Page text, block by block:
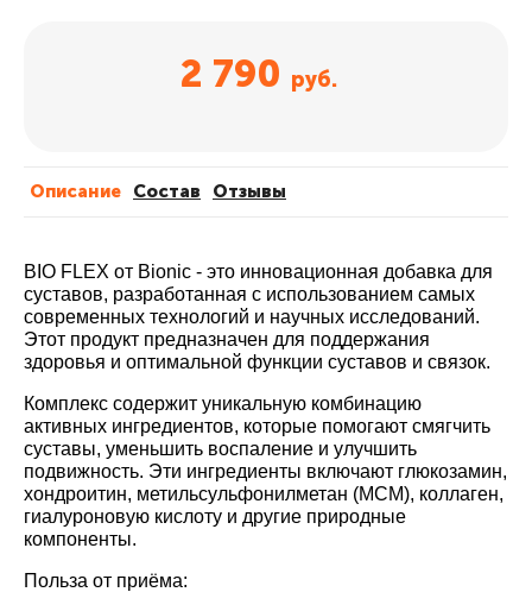
2 790 руб.
Описание Cостав Отзывы
BIO FLEX от Bionic - это инновационная добавка для
суставов, разработанная с использованием самых
современных технологий и научных исследований.
Этот продукт предназначен для поддержания
здоровья и оптимальной функции суставов и связок.
Комплекс содержит уникальную комбинацию
активных ингредиентов, которые помогают смягчить
суставы, уменьшить воспаление и улучшить
подвижность. Эти ингредиенты включают глюкозамин,
хондроитин, метильсульфонилметан (МСМ), коллаген,
гиалуроновую кислоту и другие природные
компоненты.
Польза от приёма: